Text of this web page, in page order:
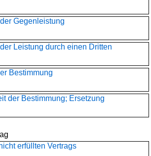
Gegenleistung
Leistung durch einen Dritten
Bestimmung
der Bestimmung; Ersetzung
erfüllten Vertrags